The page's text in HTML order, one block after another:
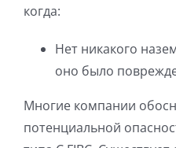
когда:
Нет никакого
оно было
Многие компании
потенциальной